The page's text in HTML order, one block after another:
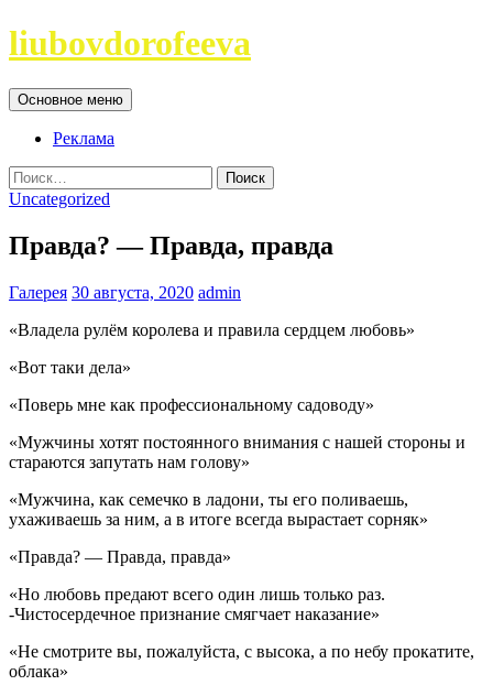
Перейти
к
liubovdorofeeva
Поиск
Основное меню
Реклама
Найти:
Uncategorized
Правда? — Правда, правда
Галерея 30 августа, 2020 admin
«Владела рулём королева и правила сердцем любовь»
«Вот таки дела»
«Поверь мне как профессиональному садоводу»
«Мужчины хотят постоянного внимания с нашей стороны и
стараются запутать нам голову»
«Мужчина, как семечко в ладони, ты его поливаешь,
ухаживаешь за ним, а в итоге всегда вырастает сорняк»
«Правда? — Правда, правда»
«Но любовь предают всего один лишь только раз.
-Чистосердечное признание смягчает наказание»
«Не смотрите вы, пожалуйста, с высока, а по небу прокатите,
облака»